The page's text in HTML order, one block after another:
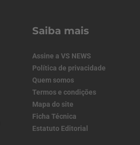
Saiba mais
Assine a VS NEWS
Política de privacidade
Quem somos
Termos e condições
Mapa do site
Ficha Técnica
Estatuto Editorial